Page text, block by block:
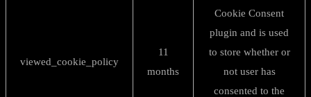
viewed_cookie_policy
11
months
Cookie Consent
plugin and is used
to store whether or
not user has
consented to the